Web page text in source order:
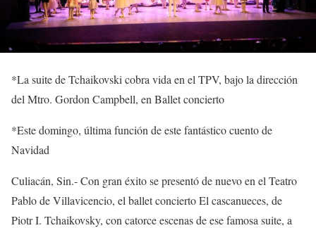
*La suite de Tchaikovski cobra vida en el TPV, bajo la dirección
del Mtro. Gordon Campbell, en Ballet concierto
*Este domingo, última función de estefantásticocuento de
Navidad
Culiacán, Sin.-Con gran éxitose presentó de nuevo en el Teatro
Pablo de Villavicencio, el balletconciertoEl cascanueces, de
Piotr I. Tchaikovsky, con catorce escenas de ese famosa suite, a